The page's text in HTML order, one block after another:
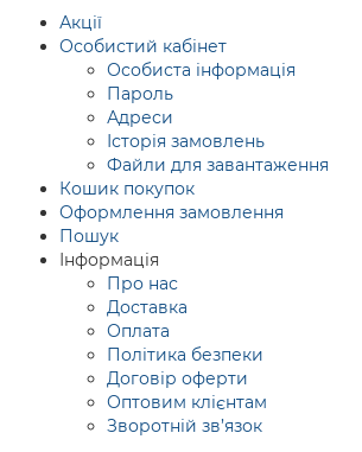
Акції
Особистий кабінет
Особиста інформація
Пароль
Адреси
Історія замовлень
Файли для завантаження
Кошик покупок
Оформлення замовлення
Пошук
Інформація
Про нас
Доставка
Оплата
Політика безпеки
Договір оферти
Оптовим клієнтам
Зворотній зв’язок